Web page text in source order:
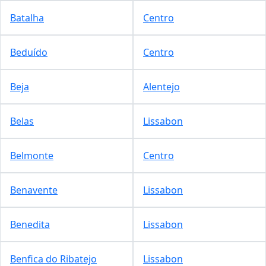
Batalha Centro
Beduído Centro
Beja Alentejo
Belas Lissabon
Belmonte Centro
Benavente Lissabon
Benedita Lissabon
Benfica do Ribatejo Lissabon